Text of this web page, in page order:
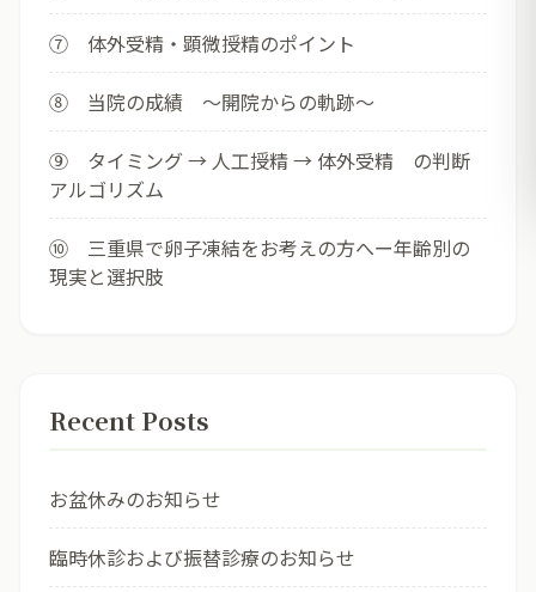
⑦ 体外受精・顕微授精のポイント
⑧ 当院の成績 ～開院からの軌跡～
⑨ タイミング → 人工授精 → 体外受精 の判断
アルゴリズム
⑩ 三重県で卵子凍結をお考えの方へー年齢別の
現実と選択肢
Recent Posts
お盆休みのお知らせ
臨時休診および振替診療のお知らせ